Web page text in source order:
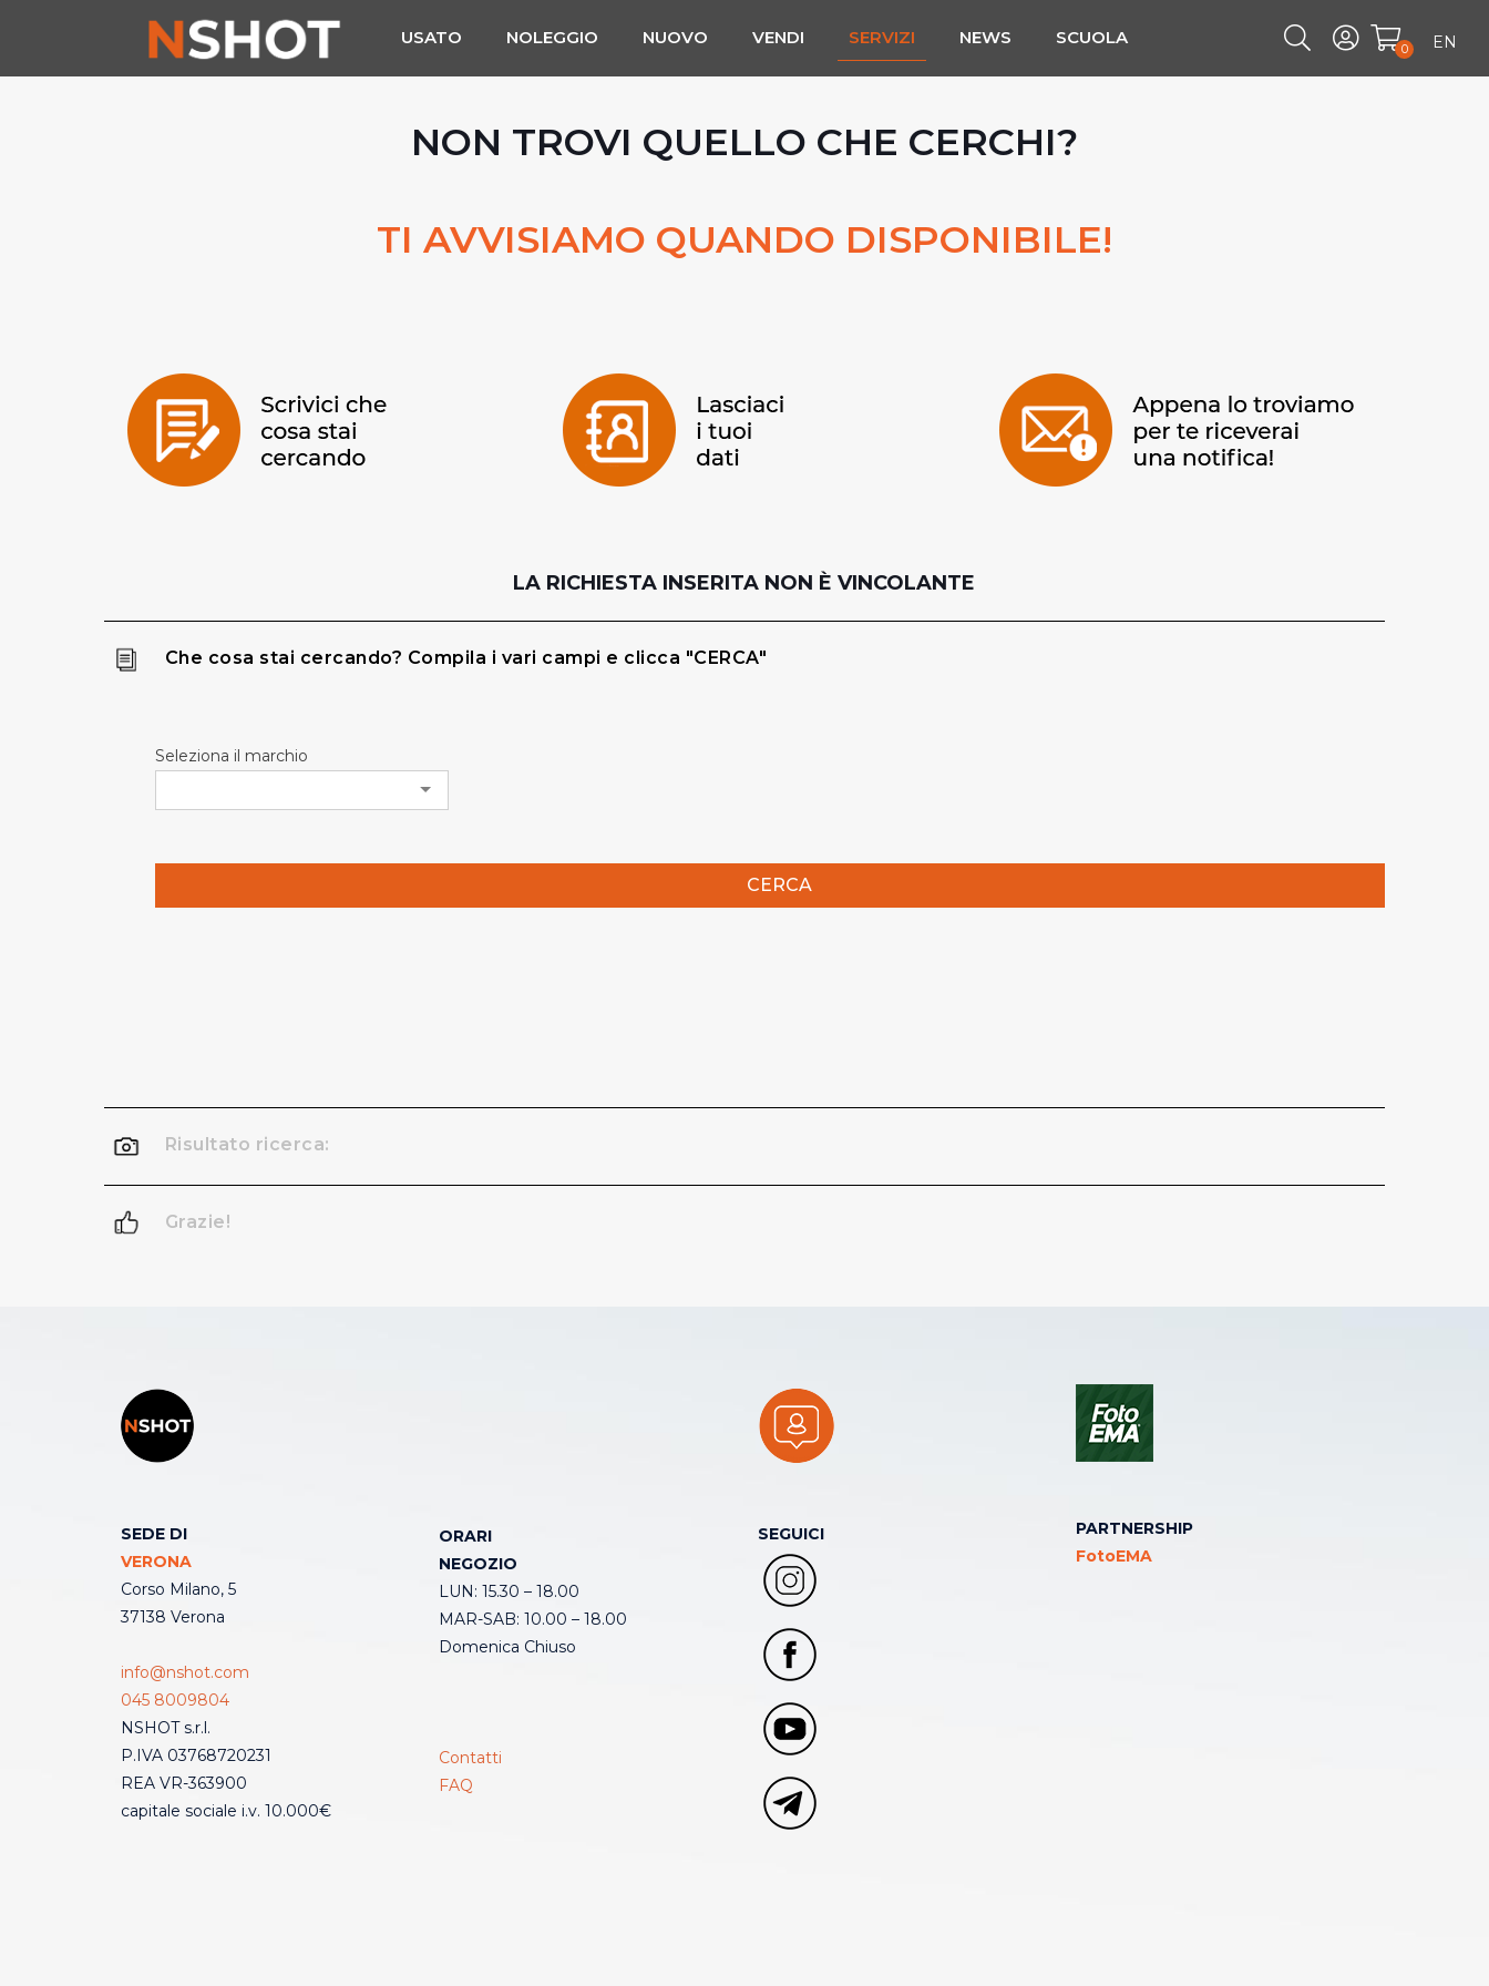
USATO NOLEGGIO NUOVO VENDI SERVIZI NEWS SCUOLA
0 EN
NON TROVI QUELLO CHE CERCHI?
TI AVVISIAMO QUANDO DISPONIBILE!
LA RICHIESTA INSERITA NON È VINCOLANTE
Che cosa stai cercando? Compila i vari campi e clicca "CERCA"
Seleziona il marchio
CERCA
Risultato ricerca:
Grazie!
SEDE DI
VERONA
Corso Milano, 5
37138 Verona
info@nshot.com
045 8009804
NSHOT s.r.l.
P.IVA 03768720231
REA VR-363900
capitale sociale i.v. 10.000€
ORARI
NEGOZIO
LUN: 15.30 – 18.00
MAR-SAB: 10.00 – 18.00
Domenica Chiuso
Contatti
FAQ
SEGUICI
PARTNERSHIP
FotoEMA